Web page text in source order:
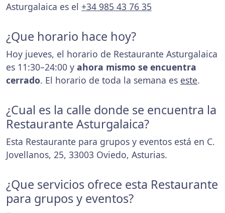
Asturgalaica es el +34 985 43 76 35
¿Que horario hace hoy?
Hoy jueves, el horario de Restaurante Asturgalaica
es 11:30–24:00 y ahora mismo se encuentra
cerrado. El horario de toda la semana es este.
¿Cual es la calle donde se encuentra la
Restaurante Asturgalaica?
Esta Restaurante para grupos y eventos está en C.
Jovellanos, 25, 33003 Oviedo, Asturias.
¿Que servicios ofrece esta Restaurante
para grupos y eventos?